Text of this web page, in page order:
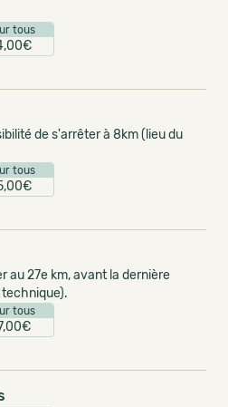
tous
de s'arrêter à 8km (lieu du
tous
au 27e km, avant la dernière
tous